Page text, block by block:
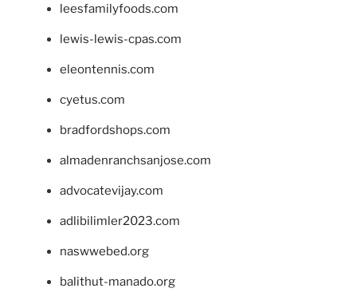
leesfamilyfoods.com
lewis-lewis-cpas.com
eleontennis.com
cyetus.com
bradfordshops.com
almadenranchsanjose.com
advocatevijay.com
adlibilimler2023.com
naswwebed.org
balithut-manado.org